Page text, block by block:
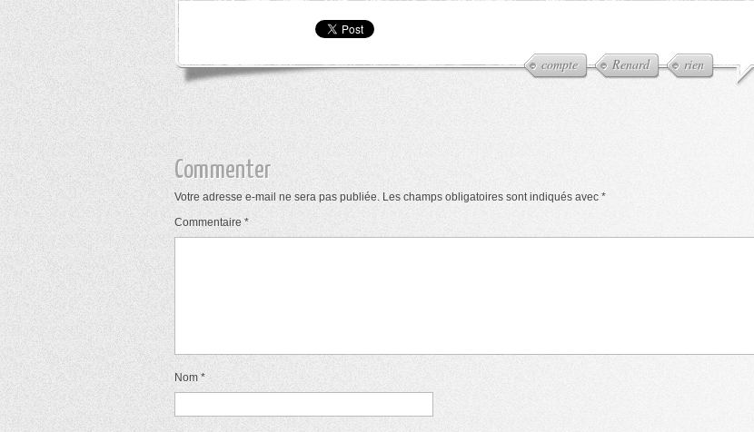
compte Renard rien
Commenter
Votre adresse e-mail ne sera pas publiée. Les champs obligatoires sont indiqués avec *
Commentaire *
Nom *